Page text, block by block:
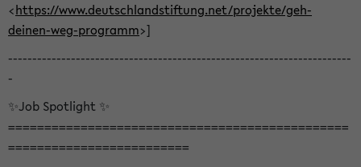
<https://www.deutschlandstiftung.net/projekte/geh-
deinen-weg-programm>]
-----------------------------------------------------------------------
-
✨Job Spotlight ✨
===============================================
=========================